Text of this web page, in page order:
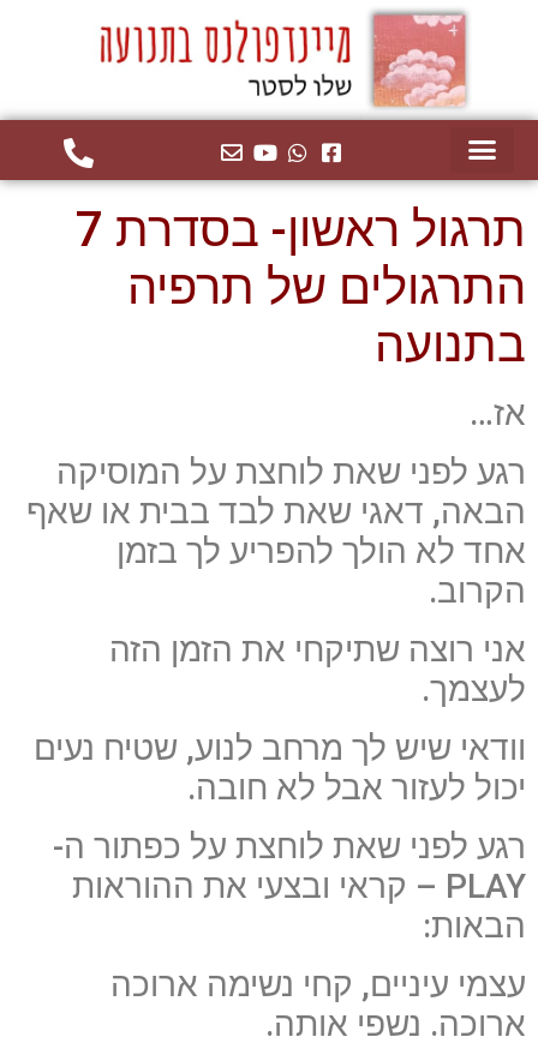
תרגול ראשון- בסדרת 7
התרגולים של תרפיה
בתנועה
אז…
רגע לפני שאת לוחצת על המוסיקה
הבאה, דאגי שאת לבד בבית או שאף
אחד לא הולך להפריע לך בזמן
הקרוב.
אני רוצה שתיקחי את הזמן הזה
לעצמך.
וודאי שיש לך מרחב לנוע, שטיח נעים
יכול לעזור אבל לא חובה.
רגע לפני שאת לוחצת על כפתור ה-
PLAY – קראי ובצעי את ההוראות
הבאות:
עצמי עיניים, קחי נשימה ארוכה
ארוכה. נשפי אותה.